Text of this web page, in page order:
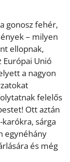
gonosz fehér,
– milyen
ellopnak,
Európai Unió
a nagyon
felelős
Ott aztán
sárga
egynéhány
és még